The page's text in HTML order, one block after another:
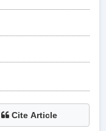
Cite Article